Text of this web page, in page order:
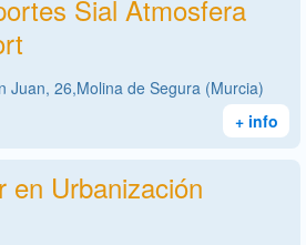
Sial Atmosfera
Juan, 26,Molina de Segura (Murcia)
+ info
en Urbanización